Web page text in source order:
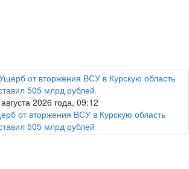
2026 года, 09:12
от вторжения ВСУ в Курскую область
505 млрд рублей